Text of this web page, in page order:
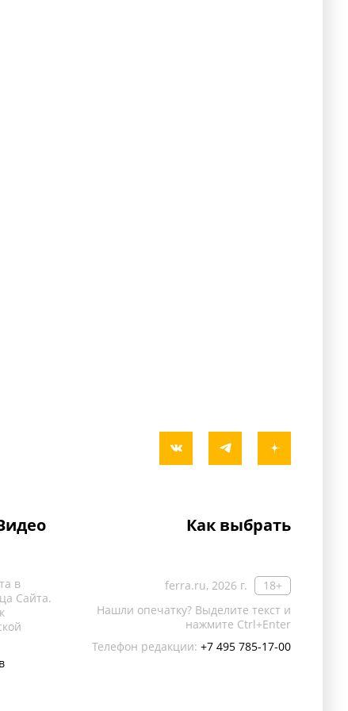
Как выбрать
ferra.ru, 2026 г.
18+
Нашли опечатку? Выделите текст и
нажмите Ctrl+Enter
Телефон редакции: +7 495 785-17-00
в
Сайта.